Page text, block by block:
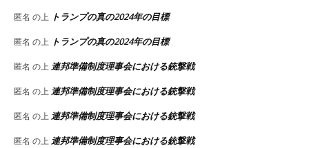
匿名 の上 トランプの真の2024年の目標
匿名 の上 トランプの真の2024年の目標
匿名 の上連邦準備制度理事会における銃撃戦
匿名 の上連邦準備制度理事会における銃撃戦
匿名 の上連邦準備制度理事会における銃撃戦
匿名 の上連邦準備制度理事会における銃撃戦